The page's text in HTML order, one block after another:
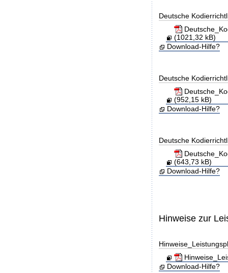
Deutsche
(1021,32 kB)
Download-Hilfe?
Deutsche
(952,15 kB)
Download-Hilfe?
Deutsche
(643,73 kB)
Download-Hilfe?
Hinweise zur
Download-Hilfe?